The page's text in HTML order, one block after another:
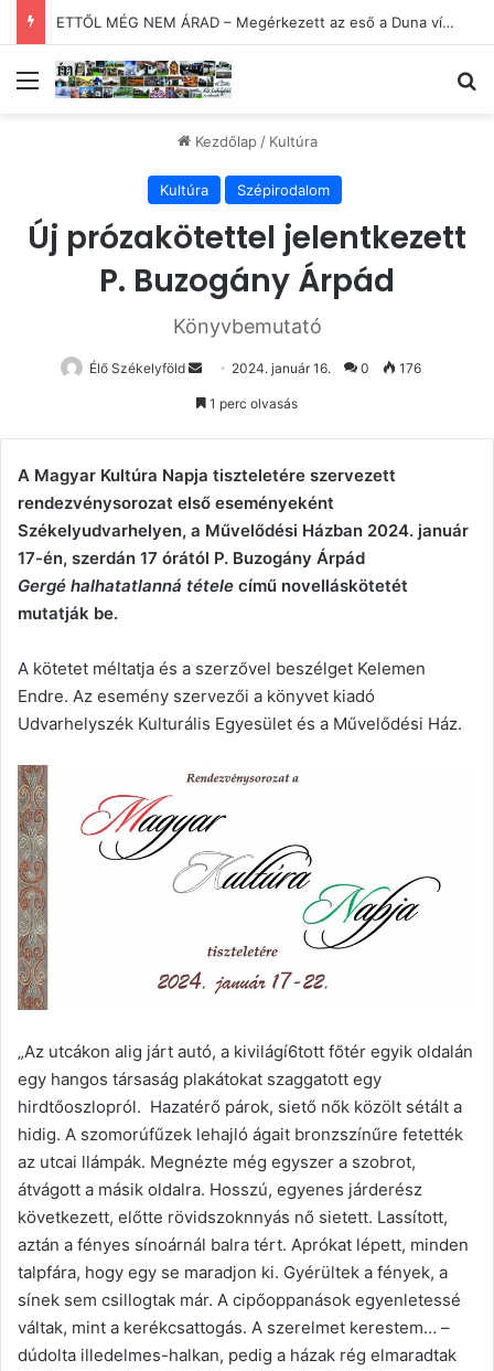
ETTŐL MÉG NEM ÁRAD – Megérkezett az eső a Duna vízgyűjtőjébe
Menü
Kezdőlap / Kultúra
Kultúra Szépirodalom
Új prózakötettel jelentkezett
P. Buzogány Árpád
Könyvbemutató
Élő Székelyföld
Send
an
2024. január 16. 0 176
1 perc olvasás
A Magyar Kultúra Napja tiszteletére szervezett
rendezvénysorozat első eseményeként
Székelyudvarhelyen, a Művelődési Házban 2024. január
17-én, szerdán 17 órától P. Buzogány Árpád
Gergé halhatatlanná tétele című novelláskötetét
mutatják be.
A kötetet méltatja és a szerzővel beszélget Kelemen
Endre. Az esemény szervezői a könyvet kiadó
Udvarhelyszék Kulturális Egyesület és a Művelődési Ház.
„Az utcákon alig járt autó, a kivilágí6tott főtér egyik oldalán
egy hangos társaság plakátokat szaggatott egy
hirdtőoszlopról. Hazatérő párok, siető nők közölt sétált a
hidig. A szomorúfűzek lehajló ágait bronzszínűre fetették
az utcai llámpák. Megnézte még egyszer a szobrot,
átvágott a másik oldalra. Hosszú, egyenes járderész
következett, előtte rövidszoknnyás nő sietett. Lassított,
aztán a fényes sínoárnál balra tért. Aprókat lépett, minden
talpfára, hogy egy se maradjon ki. Gyérültek a fények, a
sínek sem csillogtak már. A cipőoppanások egyenletessé
váltak, mint a kerékcsattogás. A szerelmet kerestem… –
dúdolta illedelmes-halkan, pedig a házak rég elmaradtak